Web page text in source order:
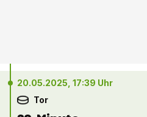
20.05.2025, 17:39 Uhr
Tor